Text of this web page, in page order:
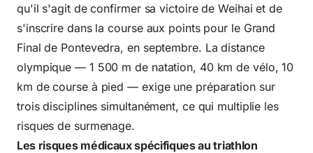
qu'il s'agit de confirmer sa victoire de Weihai et de
s'inscrire dans la course aux points pour le Grand
Final de Pontevedra, en septembre. La distance
olympique — 1 500 m de natation, 40 km de vélo, 10
km de course à pied — exige une préparation sur
trois disciplines simultanément, ce qui multiplie les
risques de surmenage.
Les risques médicaux spécifiques au triathlon